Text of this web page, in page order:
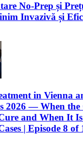
No-Prep și
Invazivă și
in Vienna
2026 — When the
and When It
| Episode 8 of